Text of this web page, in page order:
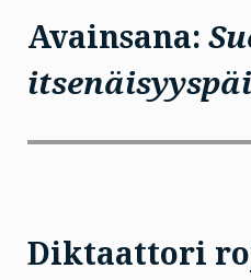
Avainsana:
Diktaattori